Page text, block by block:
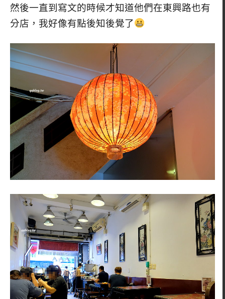
然後一直到寫文的時候才知道他們在東興路也有
分店，我好像有點後知後覺了